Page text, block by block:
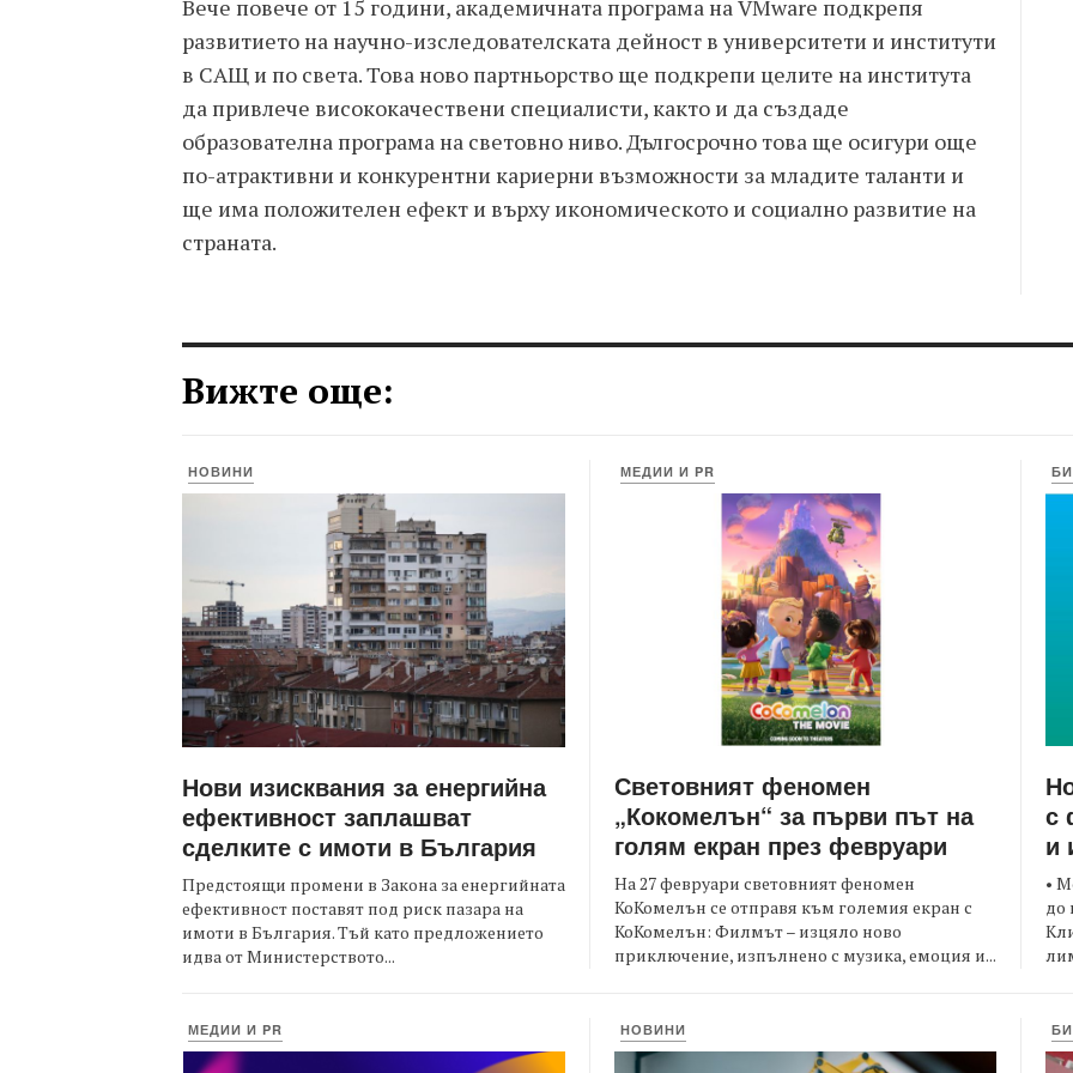
Вече повече от 15 години, академичната програма на VMware подкрепя
развитието на научно-изследователската дейност в университети и институти
в САЩ и по света. Това ново партньорство ще подкрепи целите на института
да привлече висококачествени специалисти, както и да създаде
образователна програма на световно ниво. Дългосрочно това ще осигури още
по-атрактивни и конкурентни кариерни възможности за младите таланти и
ще има положителен ефект и върху икономическото и социално развитие на
страната.
Вижте още:
НОВИНИ
Нови изисквания за енергийна
ефективност заплашват
сделките с имоти в България
Предстоящи промени в Закона за енергийната
ефективност поставят под риск пазара на
имоти в България. Тъй като предложението
идва от Министерството...
МЕДИИ И PR
Световният феномен
„Кокомелън“ за първи път на
голям екран през февруари
На 27 февруари световният феномен
КоКомелън се отправя към големия екран с
КоКомелън: Филмът – изцяло ново
приключение, изпълнено с музика, емоция и...
с
и
•
до
МЕДИИ И PR НОВИНИ